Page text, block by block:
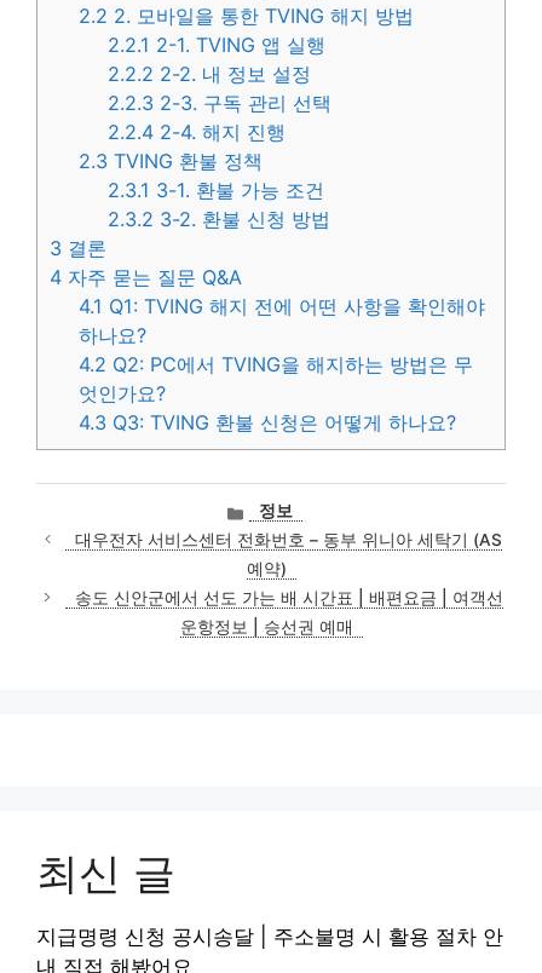
2.2 2. 모바일을 통한 TVING 해지 방법
2.2.1 2-1. TVING 앱 실행
2.2.2 2-2. 내 정보 설정
2.2.3 2-3. 구독 관리 선택
2.2.4 2-4. 해지 진행
2.3 TVING 환불 정책
2.3.1 3-1. 환불 가능 조건
2.3.2 3-2. 환불 신청 방법
3 결론
4 자주 묻는 질문 Q&A
4.1 Q1: TVING 해지 전에 어떤 사항을 확인해야
하나요?
4.2 Q2: PC에서 TVING을 해지하는 방법은 무
엇인가요?
4.3 Q3: TVING 환불 신청은 어떻게 하나요?
카
테
고
리
정보
대우전자 서비스센터 전화번호 – 동부 위니아 세탁기 (AS
예약)
송도 신안군에서 선도 가는 배 시간표 | 배편요금 | 여객선
운항정보 | 승선권 예매
최신 글
지급명령 신청 공시송달 | 주소불명 시 활용 절차 안
내 직접 해봤어요